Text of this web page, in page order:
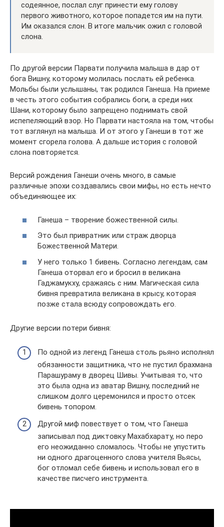
содеянное, послал слуг принести ему голову
первого животного, которое попадется им на пути.
Им оказался слон. В итоге мальчик ожил с головой
слона.
По другой версии Парвати получила малыша в дар от
бога Вишну, которому молилась послать ей ребенка.
Мольбы были услышаны, так родился Ганеша. На приеме
в честь этого события собрались боги, а среди них
Шани, которому было запрещено поднимать свой
испепеляющий взор. Но Парвати настояла на том, чтобы
тот взглянул на малыша. И от этого у Ганеши в тот же
момент сгорела голова. А дальше история с головой
слона повторяется.
Версий рождения Ганеши очень много, в самые
различные эпохи создавались свои мифы, но есть нечто
объединяющее их:
Ганеша – творение божественной силы.
Это был привратник или страж дворца
Божественной Матери.
У него только 1 бивень. Согласно легендам, сам
Ганеша оторвал его и бросил в великана
Гаджамукху, сражаясь с ним. Магическая сила
бивня превратила великана в крысу, которая
позже стала всюду сопровождать его.
Другие версии потери бивня:
По одной из легенд Ганеша столь рьяно исполнял
обязанности защитника, что не пустил брахмана
Парашураму в дворец Шивы. Учитывая то, что
это была одна из аватар Вишну, последний не
слишком долго церемонился и просто отсек
бивень топором.
Другой миф повествует о том, что Ганеша
записывал под диктовку Махабхарату, но перо
его неожиданно сломалось. Чтобы не упустить
ни одного драгоценного слова учителя Вьясы,
бог отломал себе бивень и использовал его в
качестве писчего инструмента.